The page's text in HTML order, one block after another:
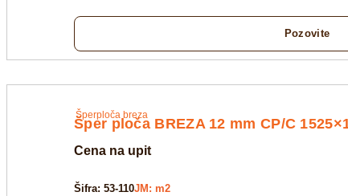
Pozovite
Šperploča breza
Šper ploča BREZA 12 mm CP/C
Cena na upit
Šifra: 53-110JM: m2